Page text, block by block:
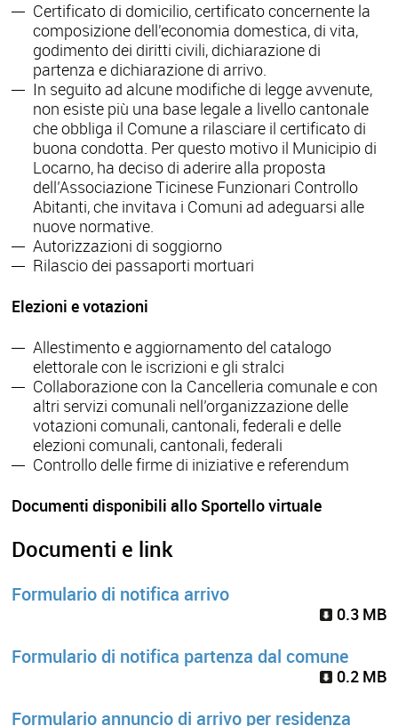
Certificato di domicilio, certificato concernente la
composizione dell'economia domestica, di vita,
godimento dei diritti civili, dichiarazione di
partenza e dichiarazione di arrivo.
In seguito ad alcune modifiche di legge avvenute,
non esiste più una base legale a livello cantonale
che obbliga il Comune a rilasciare il certificato di
buona condotta. Per questo motivo il Municipio di
Locarno, ha deciso di aderire alla proposta
dell’Associazione Ticinese Funzionari Controllo
Abitanti, che invitava i Comuni ad adeguarsi alle
nuove normative.
Autorizzazioni di soggiorno
Rilascio dei passaporti mortuari
Elezioni e votazioni
Allestimento e aggiornamento del catalogo
elettorale con le iscrizioni e gli stralci
Collaborazione con la Cancelleria comunale e con
altri servizi comunali nell’organizzazione delle
votazioni comunali, cantonali, federali e delle
elezioni comunali, cantonali, federali
Controllo delle firme di iniziative e referendum
Documenti disponibili allo Sportello virtuale
Documenti e link
Formulario di notifica arrivo
0.3 MB
Formulario di notifica partenza dal comune
0.2 MB
Formulario annuncio di arrivo per residenza